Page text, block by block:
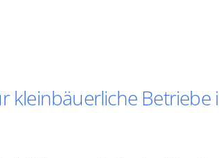
kleinbäuerliche Betriebe